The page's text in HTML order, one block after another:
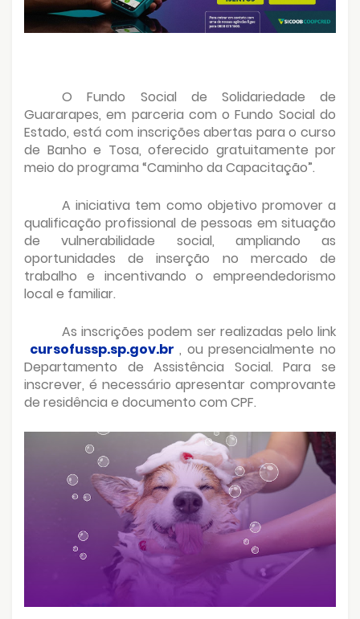
O Fundo Social de Solidariedade de
Guararapes, em parceria com o Fundo Social do
Estado, está com inscrições abertas para o curso
de Banho e Tosa, oferecido gratuitamente por
meio do programa “Caminho da Capacitação”.
A iniciativa tem como objetivo promover a
qualificação profissional de pessoas em situação
de vulnerabilidade social, ampliando as
oportunidades de inserção no mercado de
trabalho e incentivando o empreendedorismo
local e familiar.
As inscrições podem ser realizadas pelo link
cursofussp.sp.gov.br , ou presencialmente no
Departamento de Assistência Social. Para se
inscrever, é necessário apresentar comprovante
de residência e documento com CPF.